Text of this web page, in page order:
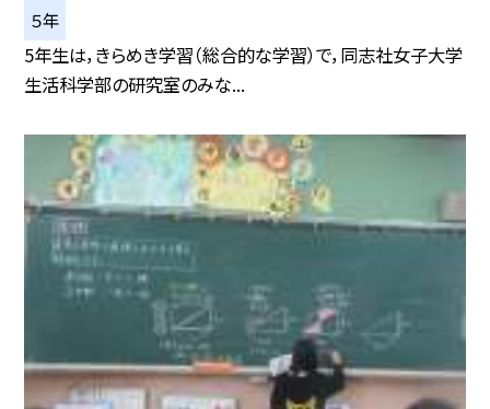
５年
5年生は，きらめき学習（総合的な学習）で，同志社女子大学
生活科学部の研究室のみな...